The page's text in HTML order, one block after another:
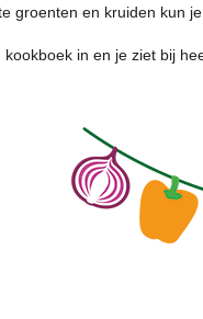
groenten en kruiden kun
in en je ziet bij